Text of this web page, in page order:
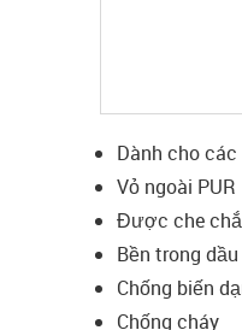
Dành cho
Vỏ ngoài PUR
Được che
Bền trong
Chống biến
Chống cháy